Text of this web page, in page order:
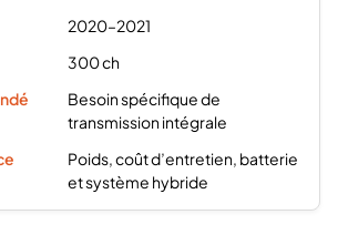
2020–2021
300 ch
Besoin spécifique de
transmission intégrale
Poids, coût d’entretien, batterie
et système hybride